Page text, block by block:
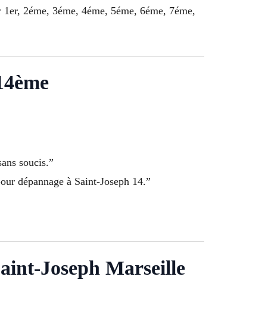
2éme, 3éme, 4éme, 5éme, 6éme, 7éme,
soucis.”
dépannage à Saint-Joseph 14.”
Joseph Marseille